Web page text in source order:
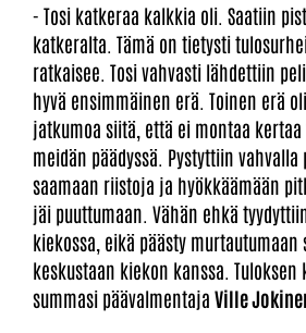
- Tosi katkeraa kalkkia oli. Saatiin
katkeralta. Tämä on tietysti
ratkaisee. Tosi vahvasti lähdettiin
hyvä ensimmäinen erä. Toinen erä
jatkumoa siitä, että ei montaa
meidän päädyssä. Pystyttiin
saamaan riistoja ja hyökkäämään
jäi puuttumaan. Vähän ehkä
kiekossa, eikä päästy
keskustaan kiekon kanssa. Tuloksen
summasi päävalmentaja Ville